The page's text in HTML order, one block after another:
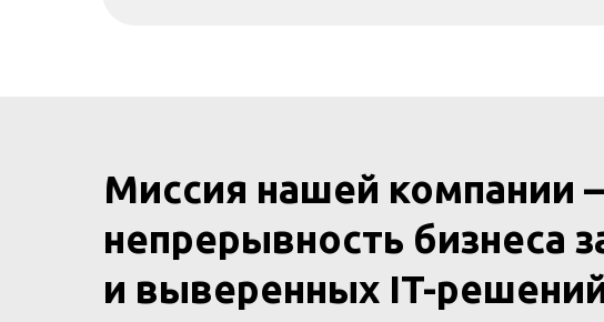
Миссия нашей компании
непрерывность бизнеса
и выверенных IT-